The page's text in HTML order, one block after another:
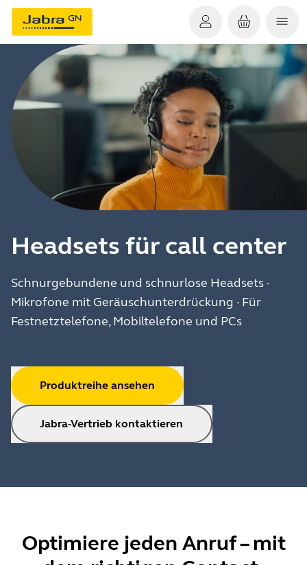
Headsets für call center
Schnurgebundene und schnurlose Headsets ·
Mikrofone mit Geräuschunterdrückung · Für
Festnetztelefone, Mobiltelefone und PCs
Produktreihe ansehen
Jabra-Vertrieb kontaktieren
Optimiere jeden Anruf – mit